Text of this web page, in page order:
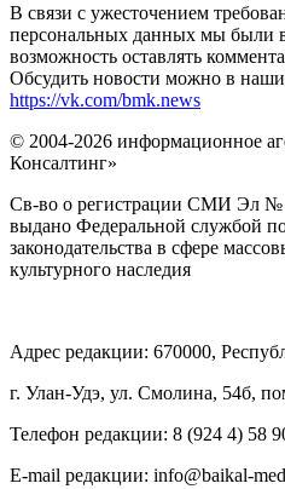
В связи с ужесточением
персональных данных мы были
возможность оставлять
Обсудить новости можно в
https://vk.com/bmk.news
© 2004-2026 информационное
Консалтинг»
Св-во о регистрации СМИ Эл №
выдано Федеральной службой
законодательства в сфере
культурного наследия
Адрес редакции: 670000,
г. Улан-Удэ, ул. Смолина, 54б,
Телефон редакции: ‎‎8 (924 4) 58
E-mail редакции: info@baikal-